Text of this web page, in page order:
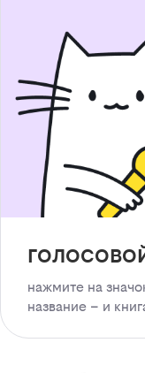
нажмите на
название – и